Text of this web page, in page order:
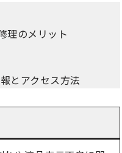
理のメリット
とアクセス方法